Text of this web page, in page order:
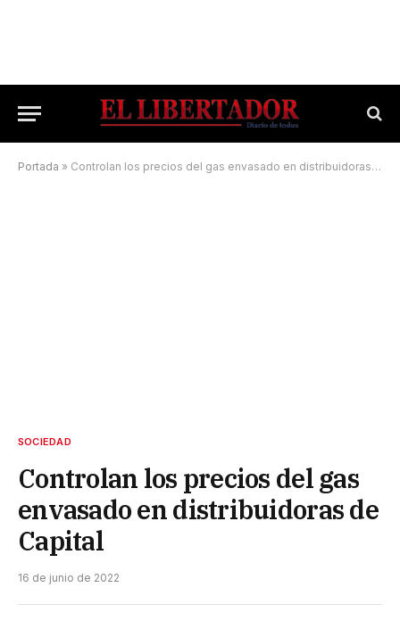
Portada » Controlan los precios del gas envasado en distribuidoras de Capital
SOCIEDAD
Controlan los precios del gas
envasado en distribuidoras de
Capital
16 de junio de 2022